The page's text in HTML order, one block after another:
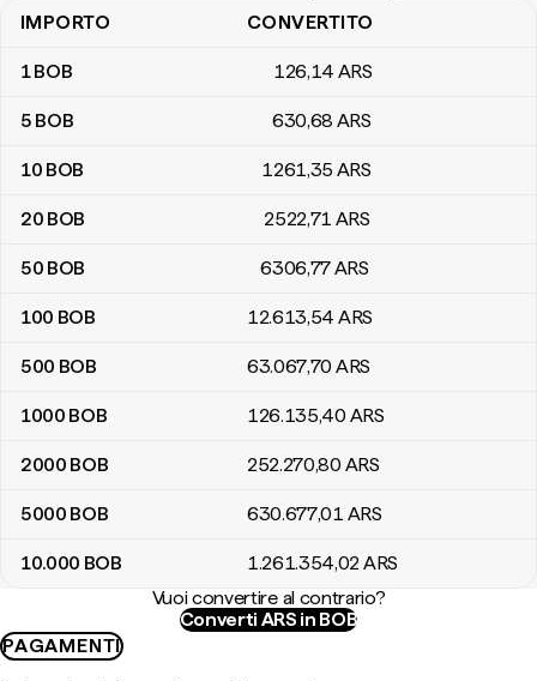
Tabella di conversione da boliviani a pesos argentini
IMPORTO CONVERTITO
1BOB 126,14 ARS
5 BOB 630,68 ARS
10 BOB 1261,35 ARS
20 BOB 2522,71 ARS
50 BOB 6306,77ARS
100 BOB 12.613,54 ARS
500 BOB 63.067,70 ARS
1000 BOB 126.135,40 ARS
2000 BOB 252.270,80 ARS
5000 BOB 630.677,01 ARS
10.000 BOB 1.261.354,02ARS
Vuoi convertire al contrario?
Converti ARS in BOB
PAGAMENTI